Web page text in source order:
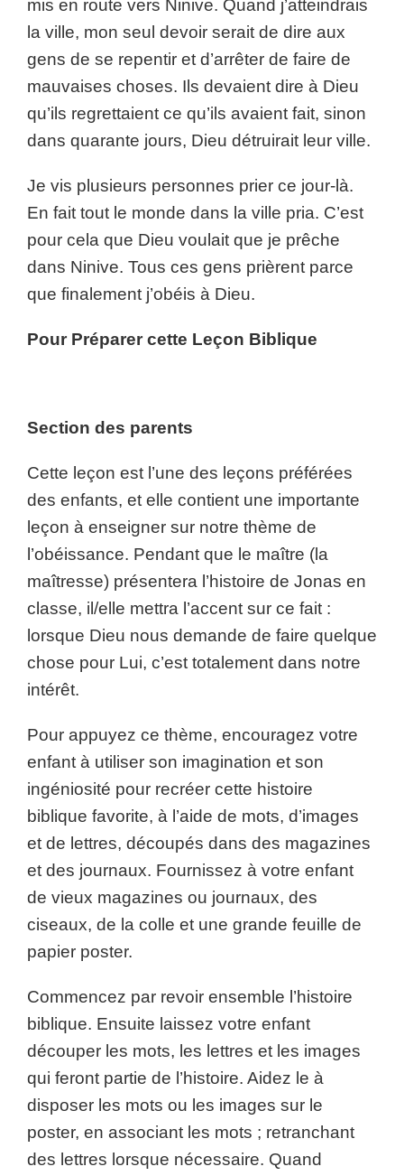
mis en route vers Ninive. Quand j’atteindrais
la ville, mon seul devoir serait de dire aux
gens de se repentir et d’arrêter de faire de
mauvaises choses. Ils devaient dire à Dieu
qu’ils regrettaient ce qu’ils avaient fait, sinon
dans quarante jours, Dieu détruirait leur ville.
Je vis plusieurs personnes prier ce jour-là.
En fait tout le monde dans la ville pria. C’est
pour cela que Dieu voulait que je prêche
dans Ninive. Tous ces gens prièrent parce
que finalement j’obéis à Dieu.
Pour Préparer cette Leçon Biblique
Section des parents
Cette leçon est l’une des leçons préférées
des enfants, et elle contient une importante
leçon à enseigner sur notre thème de
l’obéissance. Pendant que le maître (la
maîtresse) présentera l’histoire de Jonas en
classe, il/elle mettra l’accent sur ce fait :
lorsque Dieu nous demande de faire quelque
chose pour Lui, c’est totalement dans notre
intérêt.
Pour appuyez ce thème, encouragez votre
enfant à utiliser son imagination et son
ingéniosité pour recréer cette histoire
biblique favorite, à l’aide de mots, d’images
et de lettres, découpés dans des magazines
et des journaux. Fournissez à votre enfant
de vieux magazines ou journaux, des
ciseaux, de la colle et une grande feuille de
papier poster.
Commencez par revoir ensemble l’histoire
biblique. Ensuite laissez votre enfant
découper les mots, les lettres et les images
qui feront partie de l’histoire. Aidez le à
disposer les mots ou les images sur le
poster, en associant les mots ; retranchant
des lettres lorsque nécessaire. Quand